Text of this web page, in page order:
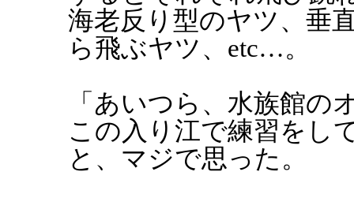
海老反り型のヤツ、垂
ら飛ぶヤツ、etc…。
「あいつら、水族館の
この入り江で練習をし
と、マジで思った。